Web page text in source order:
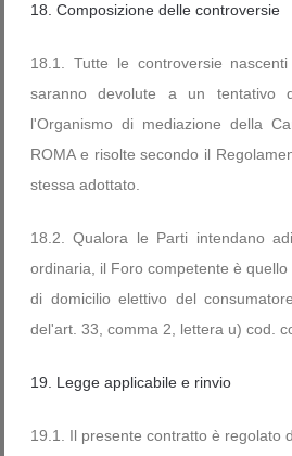
18. Composizione delle controversie
18.1. Tutte le controversie
saranno devolute a un tentativo
l'Organismo di mediazione della
ROMA e risolte secondo il
stessa adottato.
18.2. Qualora le Parti intendano
ordinaria, il Foro competente è
di domicilio elettivo del
del'art. 33, comma 2, lettera u) cod.
19. Legge applicabile e rinvio
19.1. Il presente contratto è regolato